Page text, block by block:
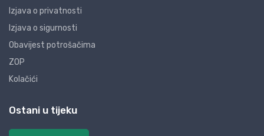
Izjava o privatnosti
Izjava o sigurnosti
Obavijest potrošačima
ZOP
Kolačići
Ostani u tijeku